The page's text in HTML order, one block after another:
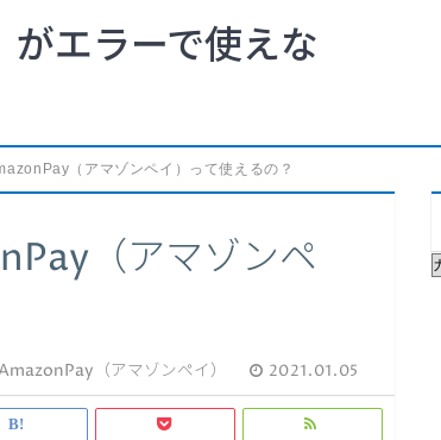
エラーで使えな
（アマゾンペイ）って使えるの？
（アマゾンペ
（アマゾンペイ） 2021.01.05